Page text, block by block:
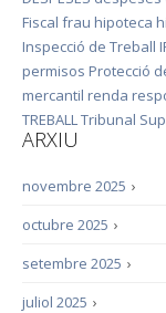
Fiscal frau hipoteca
Inspecció de Treball
permisos Protecció
mercantil renda
TREBALLTribunal
ARXIU
›
novembre 2025
›
octubre 2025
›
setembre 2025
›
juliol 2025